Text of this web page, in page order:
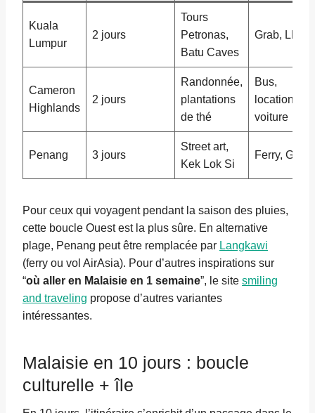
Kuala
Lumpur
2 jours
Tours
Petronas,
Batu Caves
Grab, LRT
Cameron
Highlands
2 jours
Randonnée,
plantations
de thé
Bus,
location de
voiture
Penang 3 jours
Street art,
Kek Lok Si
Ferry, Grab
Pour ceux qui voyagent pendant la saison des pluies,
cette boucle Ouest est la plus sûre. En alternative
plage, Penang peut être remplacée par Langkawi
(ferry ou vol AirAsia). Pour d’autres inspirations sur
“où aller en Malaisie en 1 semaine”, le site smiling
and traveling propose d’autres variantes
intéressantes.
Malaisie en 10 jours : boucle
culturelle + île